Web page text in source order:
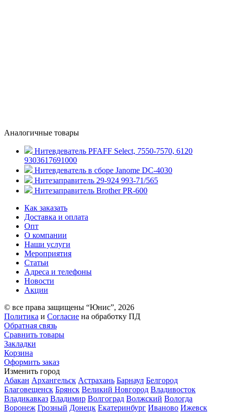
Аналогичные товары
Нитевдеватель PFAFF Select, 7550-7570, 6120
9303617691000
Нитевдеватель в сборе Janome DC-4030
Нитезаправитель 29-924 993-71/565
Нитезаправитель Brother PR-600
Как заказать
Доставка и оплата
Опт
О компании
Наши услуги
Мероприятия
Статьи
Адреса и телефоны
Новости
Акции
© все права защищены “Юнис”, 2026
Политика и Согласие на обработку ПД
Обратная связь
Сравнить товары
Закладки
Корзина
Оформить заказ
Изменить город
Абакан Архангельск Астрахань Барнаул Белгород
Благовещенск Брянск Великий Новгород Владивосток
Владикавказ Владимир Волгоград Волжский Вологда
Воронеж Грозный Донецк Екатеринбург Иваново Ижевск